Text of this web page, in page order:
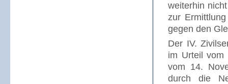
weiterhin
zur
gegen den
Der IV.
im Urteil vom
vom 14.
durch die